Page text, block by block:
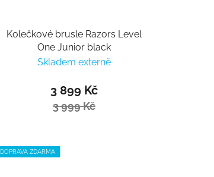
Kolečkové brusle Razors Level
One Junior black
Skladem externě
3 899 Kč
3 999 Kč
DOPRAVA ZDARMA